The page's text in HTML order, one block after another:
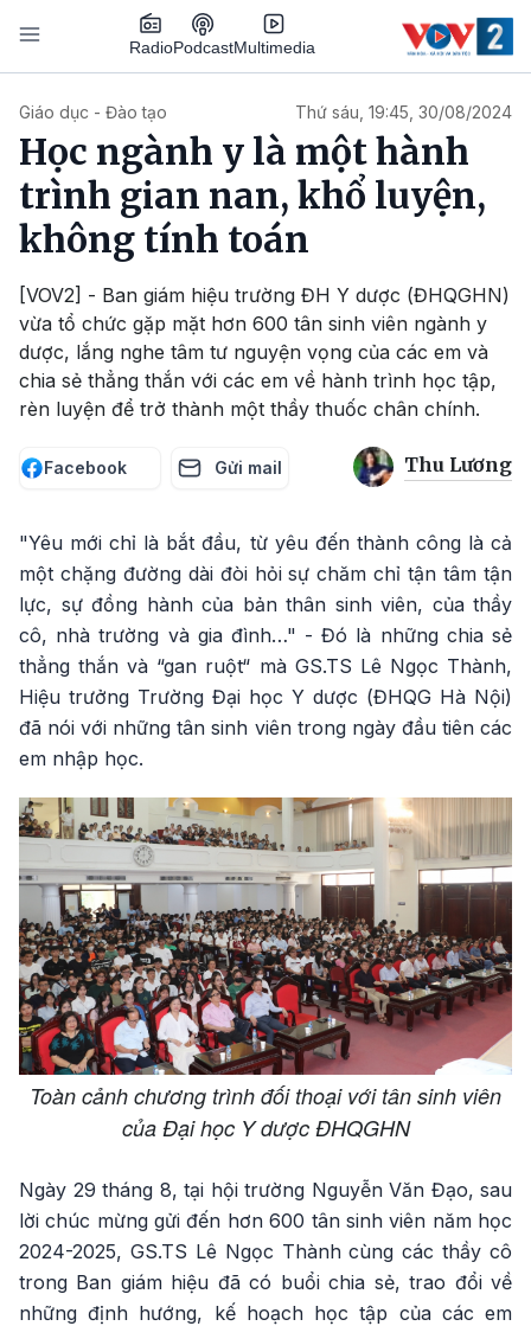
Nhảy đến nội dung
RadioPodcastMultimedia
Giáo dục - Đào tạo Thứ sáu, 19:45, 30/08/2024
Học ngành y là một hành
trình gian nan, khổ luyện,
không tính toán
[VOV2] - Ban giám hiệu trường ĐH Y dược (ĐHQGHN)
vừa tổ chức gặp mặt hơn 600 tân sinh viên ngành y
dược, lắng nghe tâm tư nguyện vọng của các em và
chia sẻ thẳng thắn với các em về hành trình học tập,
rèn luyện để trở thành một thầy thuốc chân chính.
Facebook Gửi mail Thu Lương
"Yêu mới chỉ là bắt đầu, từ yêu đến thành công là cả
một chặng đường dài đòi hỏi sự chăm chỉ tận tâm tận
lực, sự đồng hành của bản thân sinh viên, của thầy
cô, nhà trường và gia đình…" - Đó là những chia sẻ
thẳng thắn và “gan ruột“ mà GS.TS Lê Ngọc Thành,
Hiệu trưởng Trường Đại học Y dược (ĐHQG Hà Nội)
đã nói với những tân sinh viên trong ngày đầu tiên các
em nhập học.
Toàn cảnh chương trình đối thoại với tân sinh viên
của Đại học Y dược ĐHQGHN
Ngày 29 tháng 8, tại hội trường Nguyễn Văn Đạo, sau
lời chúc mừng gửi đến hơn 600 tân sinh viên năm học
2024-2025, GS.TS Lê Ngọc Thành cùng các thầy cô
trong Ban giám hiệu đã có buổi chia sẻ, trao đổi về
những định hướng, kế hoạch học tập của các em